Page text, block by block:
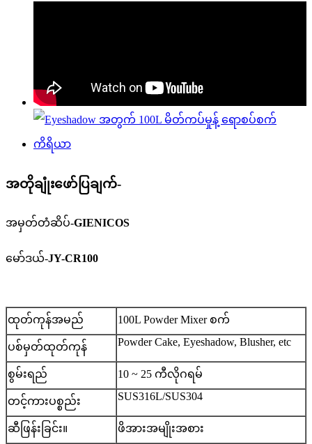
အတိုချုံးဖော်ပြချက်-
အမှတ်တံဆိပ်-GIENICOS
မော်ဒယ်-JY-CR100
ထုတ်ကုန်အမည် 100L Powder Mixer စက်
ပစ်မှတ်ထုတ်ကုန် Powder Cake, Eyeshadow, Blusher, etc
စွမ်းရည် 10 ~ 25 ကီလိုဂရမ်
တင့်ကားပစ္စည်း SUS316L/SUS304
ဆီဖြန်းခြင်း။
ဖိအားအမျိုးအစား